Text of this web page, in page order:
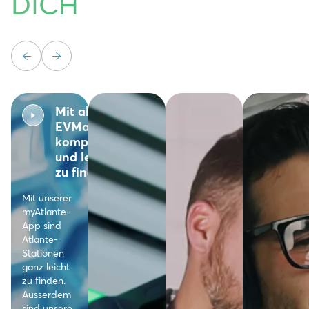
Mit allen
EVMarken
kompatibel
und leicht
zu finden
Mit unserer
myAtlante-
App sind
Atlante-
Stationen
ganz leicht
zu finden.
Ausserdem